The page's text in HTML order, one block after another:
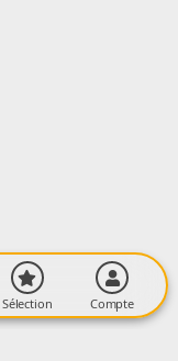
Sélection Compte